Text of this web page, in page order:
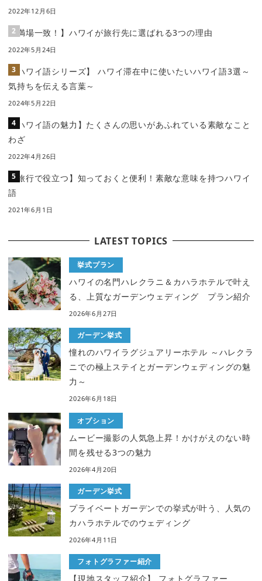
2022年12月6日
【満場一致！】ハワイが旅行先に選ばれる3つの理由
2022年5月24日
【ハワイ語シリーズ】 ハワイ滞在中に使いたいハワイ語3選～
気持ちを伝える言葉～
2024年5月22日
【ハワイ語の魅力】たくさんの思いがあふれている素敵なこと
わざ
2022年4月26日
【旅行で役立つ】知っておくと便利！素敵な意味を持つハワイ
語
2021年6月1日
LATEST TOPICS
挙式プラン
ハワイの名門ハレクラニ＆カハラホテルで叶え
る、上質なガーデンウェディング プラン紹介
2026年6月27日
ガーデン挙式
憧れのハワイラグジュアリーホテル ～ハレクラ
ニでの極上ステイとガーデンウェディングの魅
力～
2026年6月18日
オプション
ムービー撮影の人気急上昇！かけがえのない時
間を残せる3つの魅力
2026年4月20日
ガーデン挙式
プライベートガーデンでの挙式が叶う、人気の
カハラホテルでのウェディング
2026年4月11日
フォトグラファー紹介
【現地スタッフ紹介】 フォトグラファー